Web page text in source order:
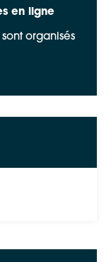
en ligne
organisés